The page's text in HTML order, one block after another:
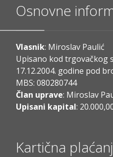
Osnovne
Vlasnik: Miroslav Paulić
Upisano kod trgovačkog
17.12.2004. godine pod
MBS: 080280744
Član uprave: Miroslav
Upisani kapital:
Kartična